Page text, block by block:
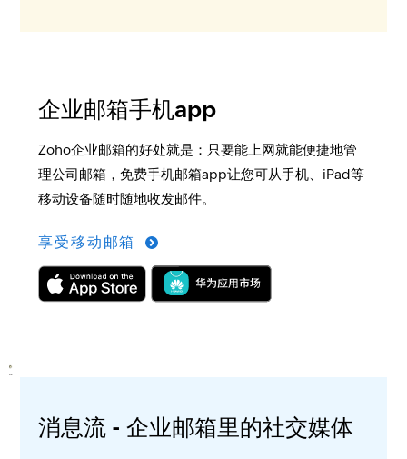
企业邮箱手机app
Zoho企业邮箱的好处就是：只要能上网就能便捷地管
理公司邮箱，免费手机邮箱app让您可从手机、iPad等
移动设备随时随地收发邮件。
享受移动邮箱
消息流 - 企业邮箱里的社交媒体